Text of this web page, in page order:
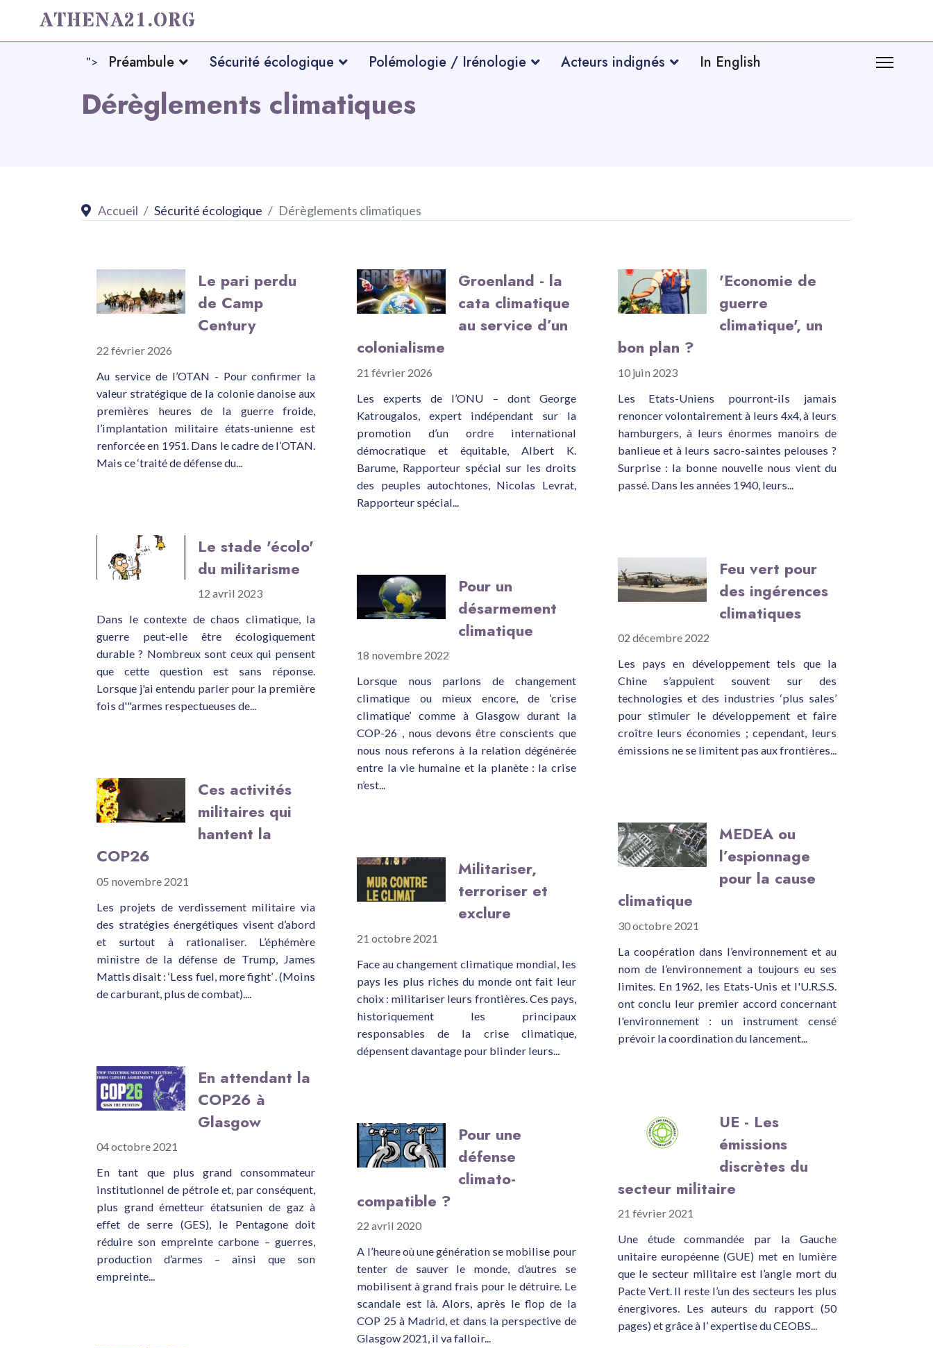
ATHENA21.ORG
"> Préambule Sécurité écologique Polémologie / Irénologie Acteurs indignés In English
Dérèglements climatiques
Accueil Sécurité écologique Dérèglements climatiques
Le pari perdu
de Camp
Century
22 février 2026
Au service de l’OTAN - Pour confirmer la
valeur stratégique de la colonie danoise aux
premières heures de la guerre froide,
l’implantation militaire états-unienne est
renforcée en 1951. Dans le cadre de l’OTAN.
Mais ce ‘traité de défense du...
Groenland - la
cata climatique
au service d’un
colonialisme
21 février 2026
Les experts de l’ONU – dont George
Katrougalos, expert indépendant sur la
promotion d’un ordre international
démocratique et équitable, Albert K.
Barume, Rapporteur spécial sur les droits
des peuples autochtones, Nicolas Levrat,
Rapporteur spécial...
'Economie de
guerre
climatique', un
bon plan ?
10 juin 2023
Les Etats-Uniens pourront-ils jamais
renoncer volontairement à leurs 4x4, à leurs
hamburgers, à leurs énormes manoirs de
banlieue et à leurs sacro-saintes pelouses ?
Surprise : la bonne nouvelle nous vient du
passé. Dans les années 1940, leurs...
Le stade 'écolo'
du militarisme
12 avril 2023
Dans le contexte de chaos climatique, la
guerre peut-elle être écologiquement
durable ? Nombreux sont ceux qui pensent
que cette question est sans réponse.
Lorsque j'ai entendu parler pour la première
fois d'"armes respectueuses de...
Feu vert pour
des ingérences
climatiques
02 décembre 2022
Les pays en développement tels que la
Chine s’appuient souvent sur des
technologies et des industries ‘plus sales’
pour stimuler le développement et faire
croître leurs économies ; cependant, leurs
émissions ne se limitent pas aux frontières...
Pour un
désarmement
climatique
18 novembre 2022
Lorsque nous parlons de changement
climatique ou mieux encore, de ‘crise
climatique’ comme à Glasgow durant la
COP-26 , nous devons être conscients que
nous nous referons à la relation dégénérée
entre la vie humaine et la planète : la crise
n’est...
Ces activités
militaires qui
hantent la
COP26
05 novembre 2021
Les projets de verdissement militaire via
des stratégies énergétiques visent d’abord
et surtout à rationaliser. L’éphémère
ministre de la défense de Trump, James
Mattis disait : ‘Less fuel, more fight’ . (Moins
de carburant, plus de combat)....
MEDEA ou
l’espionnage
pour la cause
climatique
30 octobre 2021
La coopération dans l’environnement et au
nom de l’environnement a toujours eu ses
limites. En 1962, les Etats-Unis et l'U.R.S.S.
ont conclu leur premier accord concernant
l'environnement : un instrument censé
prévoir la coordination du lancement...
Militariser,
terroriser et
exclure
21 octobre 2021
Face au changement climatique mondial, les
pays les plus riches du monde ont fait leur
choix : militariser leurs frontières. Ces pays,
historiquement les principaux
responsables de la crise climatique,
dépensent davantage pour blinder leurs...
En attendant la
COP26 à
Glasgow
04 octobre 2021
En tant que plus grand consommateur
institutionnel de pétrole et, par conséquent,
plus grand émetteur étatsunien de gaz à
effet de serre (GES), le Pentagone doit
réduire son empreinte carbone – guerres,
production d’armes – ainsi que son
empreinte...
UE - Les
émissions
discrètes du
secteur militaire
21 février 2021
Une étude commandée par la Gauche
unitaire européenne (GUE) met en lumière
que le secteur militaire est l’angle mort du
Pacte Vert. Il reste l’un des secteurs les plus
énergivores. Les auteurs du rapport (50
pages) et grâce à l’ expertise du CEOBS...
Pour une
défense
climato-
compatible ?
22 avril 2020
A l’heure où une génération se mobilise pour
tenter de sauver le monde, d’autres se
mobilisent à grand frais pour le détruire. Le
scandale est là. Alors, après le flop de la
COP 25 à Madrid, et dans la perspective de
Glasgow 2021, il va falloir...